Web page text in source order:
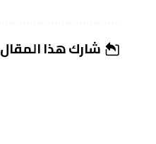
شارك هذا المقال